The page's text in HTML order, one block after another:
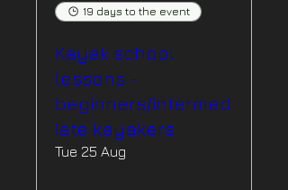
19 days to the event
Kayak school
lessons -
beginners/intermed
iate kayakers
Tue 25 Aug